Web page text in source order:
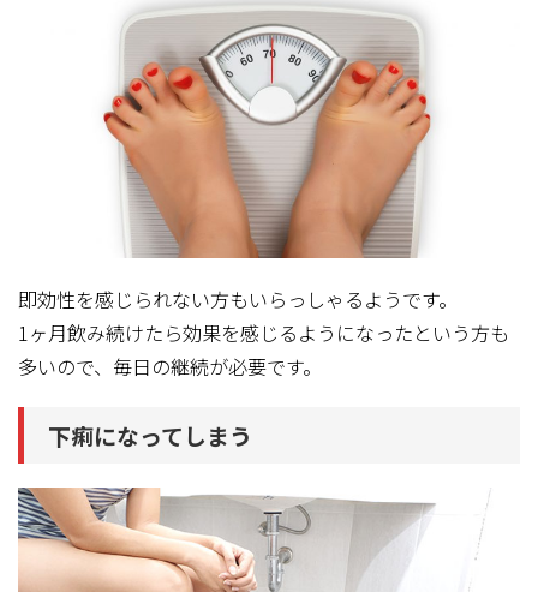
即効性を感じられない方もいらっしゃるようです。
1ヶ月飲み続けたら効果を感じるようになったという方も
多いので、毎日の継続が必要です。
下痢になってしまう